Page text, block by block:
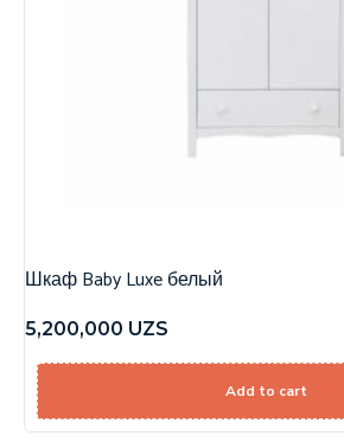
Шкаф Baby Luxe белый
5,200,000 UZS
Add to cart